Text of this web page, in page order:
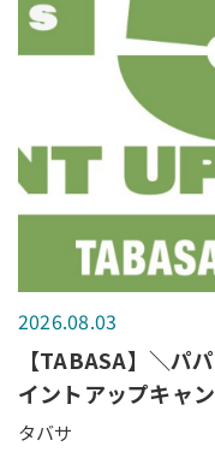
2026.08.03
【TABASA】＼パ
イントアップキャ
タバサ